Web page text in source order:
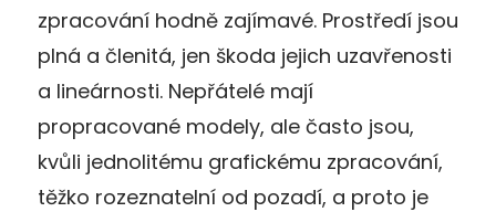
zpracování hodně zajímavé. Prostředí jsou
plná a členitá, jen škoda jejich uzavřenosti
a lineárnosti. Nepřátelé mají
propracované modely, ale často jsou,
kvůli jednolitému grafickému zpracování,
těžko rozeznatelní od pozadí, a proto je